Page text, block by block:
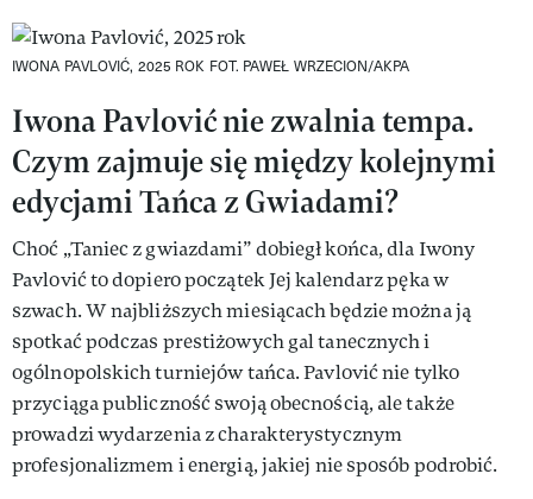
IWONA PAVLOVIĆ, 2025 ROK FOT. PAWEŁ WRZECION/AKPA
Iwona Pavlović nie zwalnia tempa.
Czym zajmuje się między kolejnymi
edycjami Tańca z Gwiadami?
Choć „Taniec z gwiazdami” dobiegł końca, dla Iwony
Pavlović to dopiero początek Jej kalendarz pęka w
szwach. W najbliższych miesiącach będzie można ją
spotkać podczas prestiżowych gal tanecznych i
ogólnopolskich turniejów tańca. Pavlović nie tylko
przyciąga publiczność swoją obecnością, ale także
prowadzi wydarzenia z charakterystycznym
profesjonalizmem i energią, jakiej nie sposób podrobić.